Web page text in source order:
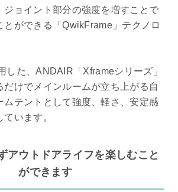
ジョイント部分の強度を増すことで
とができる「QwikFrame」テクノロ
した、ANDAIR「Xframeシリーズ」
だけでメインルームが立ち上がる自
ムテントとして強度、軽さ、安定感
います。
アウトドアライフを楽しむこと
ができます